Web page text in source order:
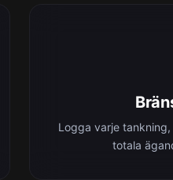
Logga varje
totala